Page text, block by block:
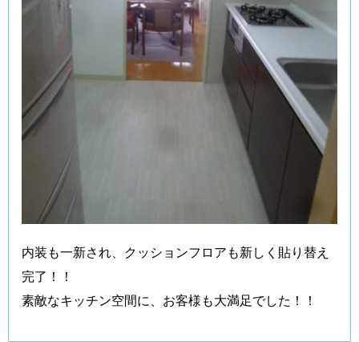
内装も一新され、クッションフロアも新しく貼り替え
完了！！
素敵なキッチン空間に、お客様も大満足でした！！